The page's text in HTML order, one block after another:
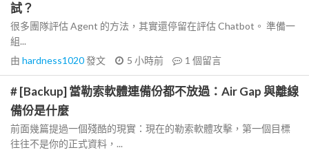
試？
很多團隊評估 Agent 的方法，其實還停留在評估 Chatbot。 準備一
組...
由 hardness1020發文 5 小時前 1 個留言
# [Backup] 當勒索軟體連備份都不放過：Air Gap 與離線
備份是什麼
前面幾篇提過一個殘酷的現實：現在的勒索軟體攻擊，第一個目標
往往不是你的正式資料，...